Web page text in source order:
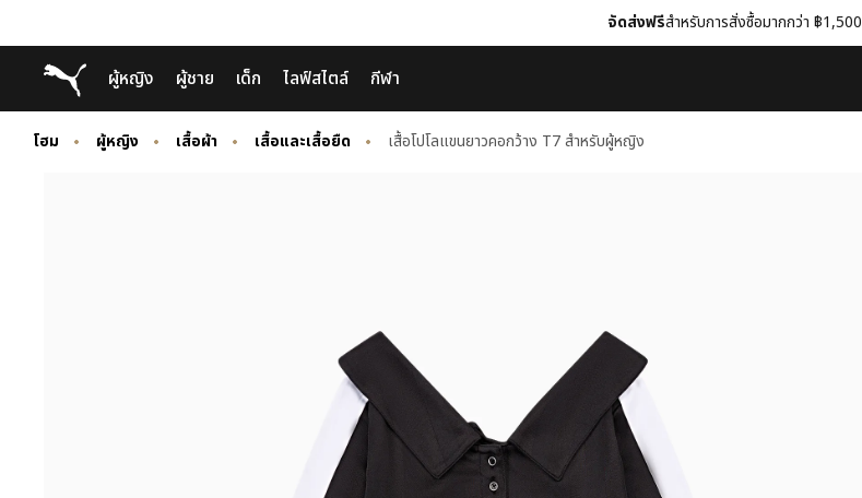
to
Main
content
to
Footer
Content
จัดส่งฟรีสำหรับการสั่งซื้อมากกว่า ฿1,500
Puma โฮม
ผู้หญิง ผู้ชาย เด็ก ไลฟ์สไตล์ กีฬา
โฮม ผู้หญิง เสื้อผ้า เสื้อและเสื้อยืด เสื้อโปโลแขนยาวคอกว้าง T7 สำหรับผู้หญิง